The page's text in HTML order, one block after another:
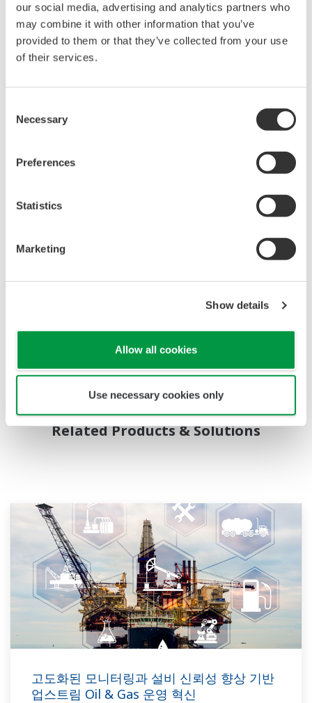
our social media, advertising and analytics partners who
may combine it with other information that you’ve
provided to them or that they’ve collected from your use
of their services.
Selection
Necessary
Preferences
Statistics
Marketing
Show details
Allow all cookies
Use necessary cookies only
Yokogawa는 OpreX 브랜드를 통해 통합 솔루션을 제공하여
고객의 특정 요구를 충족시키고, 고객이 비즈니스를
변혁하고 성장시키기 위한 노력을 지원할 것이다.
Yokogawa 소개
분야의 고객에게 측정, 제어, 정보 분야의 첨단 솔루션을
생산, 자산, 공급망의 최적화를 지원하며, 자율 운영으로의
1915년 도쿄에서 설립된 Yokogawa는 60개국에 걸친
126개 기업과 17,000명 이상의 직원으로 구성된 글로벌
네트워크를 통해 지속 가능한 사회를 위해 노력하고 있다.
여기에 언급된 기업, 조직, 제품, 서비스 및 로고의 이름은
Yokogawa Electric Corporation 또는 해당 소유자의 등록
상표 또는 상표이다.
Related Products & Solutions
고도화된 모니터링과 설비 신뢰성 향상 기반
업스트림 Oil & Gas 운영 혁신